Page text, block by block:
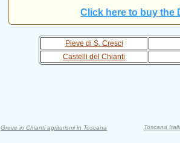
Click here to buy the
Pieve di S. Cresci
Castelli del Chianti
Greve in Chianti agriturismi in Toscana Toscana